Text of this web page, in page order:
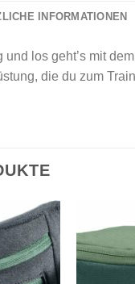
INFORMATIONEN
und los geht’s mit
die du zum
Add to
wishlist